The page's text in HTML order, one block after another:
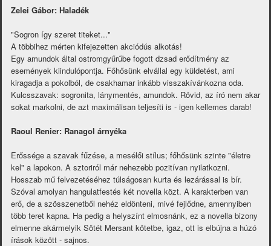
Zelei Gábor: Haladék
"Sogron így szeret titeket..."
A többihez mérten kifejezetten akciódús alkotás!
Egy amundok által ostromgyűrűbe fogott dzsad erődítmény az
események kiindulópontja. Főhősünk elvállal egy küldetést, ami
kiragadja a pokolból, de csakhamar inkább visszakívánkozna oda.
Kulcsszavak: sogronita, lánymentés, amundok. Rövid, az író nem akar
sokat markolni, de azt maximálisan teljesíti is - igen kellemes darab!
Raoul Renier: Ranagol árnyéka
Erőssége a szavak fűzése, a mesélői stílus; főhősünk szinte "életre
kel" a lapokon. A sztoriról már nehezebb pozitívan nyilatkozni.
Hosszab mű felvezetéséhez túlságosan kurta és lezárással is bír.
Szóval amolyan hangulatfestés két novella közt. A karakterben van
erő, de a szösszenetből nehéz eldönteni, mivé fejlődne, amennyiben
több teret kapna. Ha pedig a helyszínt elmosnánk, ez a novella bizony
elmenne akármelyik Sötét Mersant kötetbe, igaz, ott is elbújna a húzó
írások között - sajnos.